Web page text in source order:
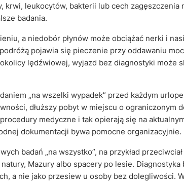
krwi, leukocytów, bakterii lub cech zagęszczenia
badania.
a niedobór płynów może obciążać nerki i
pojawia się pieczenie przy oddawaniu
lędźwiowej, wyjazd bez diagnostyki może
„na wszelki wypadek” przed każdym
dłuższy pobyt w miejscu o ograniczonym
medyczne i tak opierają się na
dokumentacji bywa pomocne organizacyjnie.
badań „na wszystko”, na przykład
Mazury albo spacery po lesie.
a nie jako przesiew u osoby bez dolegliwości.